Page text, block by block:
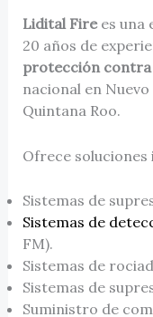
Lidital Firees una
20 años de
protección contra
nacional en
Quintana Roo.
Ofrece soluciones
Sistemas de
Sistemas de
FM).
Sistemas de
Sistemas de
Suministro de